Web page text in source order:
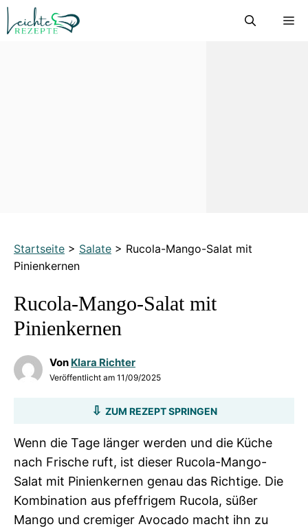
Zum
Inhalt
Startseite > Salate > Rucola-Mango-Salat mit
Pinienkernen
Rucola-Mango-Salat mit
Pinienkernen
Von Klara Richter
Veröffentlicht am 11/09/2025
ZUM REZEPT SPRINGEN
Wenn die Tage länger werden und die Küche
nach Frische ruft, ist dieser Rucola-Mango-
Salat mit Pinienkernen genau das Richtige. Die
Kombination aus pfeffrigem Rucola, süßer
Mango und cremiger Avocado macht ihn zu